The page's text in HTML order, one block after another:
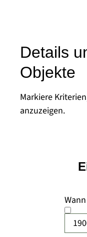
Details
Objekte
Markiere
anzuzeigen.
Wann